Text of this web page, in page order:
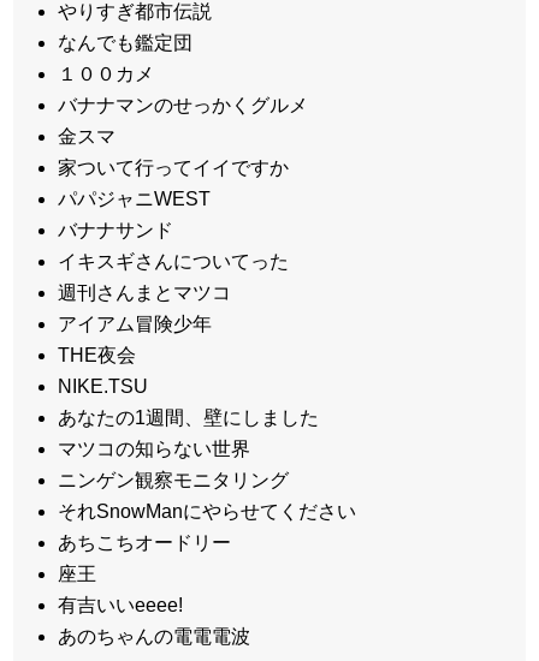
やりすぎ都市伝説
なんでも鑑定団
１００カメ
バナナマンのせっかくグルメ
金スマ
家ついて行ってイイですか
パパジャニWEST
バナナサンド
イキスギさんについてった
週刊さんまとマツコ
アイアム冒険少年
THE夜会
NIKE.TSU
あなたの1週間、壁にしました
マツコの知らない世界
ニンゲン観察モニタリング
それSnowManにやらせてください
あちこちオードリー
座王
有吉いいeeee!
あのちゃんの電電電波